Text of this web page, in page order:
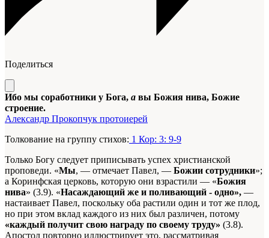
Поделиться
Ибо мы соработники у Бога, а вы Божия нива, Божие
строение.
Александр Прокопчук протоиерей
Толкование на группу стихов: 1 Кор: 3: 9-9
Только Богу следует приписывать успех христианской
проповеди. «Мы, — отмечает Павел, — Божии сотрудники»;
а Коринфская церковь, которую они взрастили — «Божия
нива» (3.9). «Насаждающий же и поливающий - одно», —
настаивает Павел, поскольку оба растили один и тот же плод,
но при этом вклад каждого из них был различен, потому
«каждый получит свою награду по своему труду» (3.8).
Апостол повторно иллюстрирует это, рассматривая